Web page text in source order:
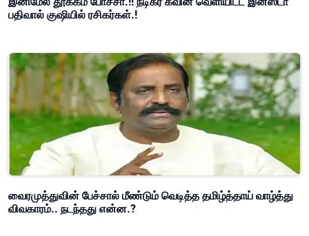
பதிவால் குஷியில் ரசிகர்கள்.!
வைரமுத்துவின் பேச்சால் மீண்டும் வெடித்த தமிழ்த்தாய் வாழ்த்து
விவகாரம்.. நடந்தது என்ன.?